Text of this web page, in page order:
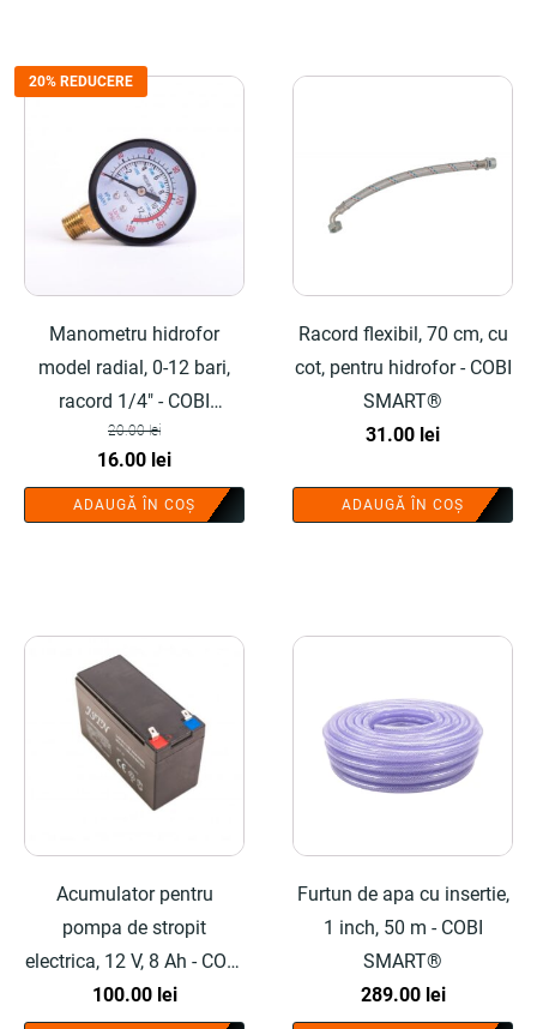
20% REDUCERE
Manometru hidrofor
model radial, 0-12 bari,
racord 1/4" - COBI
SMART®
20.00lei
Prețul
inițial
a
16.00 leiPrețul
curent
este:
ADAUGĂ ÎN COȘ
Racord flexibil, 70 cm, cu
cot, pentru hidrofor - COBI
SMART®
31.00 lei
ADAUGĂ ÎN COȘ
Acumulator pentru
pompa de stropit
electrica, 12 V, 8 Ah - COBI
SMART®
100.00 lei
Furtun de apa cu insertie,
1 inch, 50 m - COBI
SMART®
289.00 lei